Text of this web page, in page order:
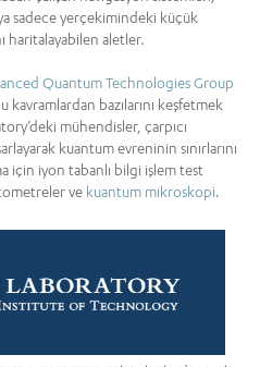
sadece yerçekimindeki küçük
haritalayabilen aletler.
Quantum Technologies Group
bazılarını keşfetmek
mühendisler, çarpıcı
kuantum evreninin sınırlarını
için iyon tabanlı bilgi işlem test
ve kuantum mikroskopi.